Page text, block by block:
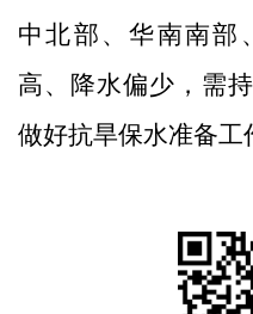
中北部、华南南部
高、降水偏少，需
做好抗旱保水准备工